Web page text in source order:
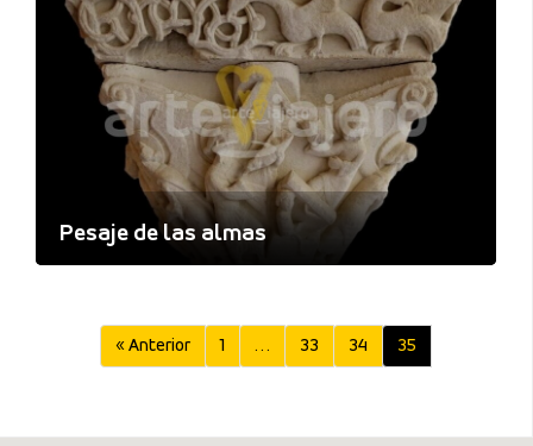
Pesaje de las almas
« Anterior 1 … 33 34 35